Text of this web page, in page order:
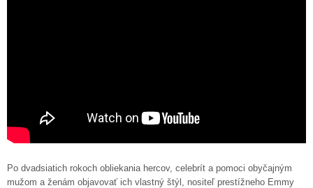
Po dvadsiatich rokoch obliekania hercov, celebrít a pomoci obyčajným
mužom a ženám objavovať ich vlastný štýl, nositeľ prestížneho Emmy